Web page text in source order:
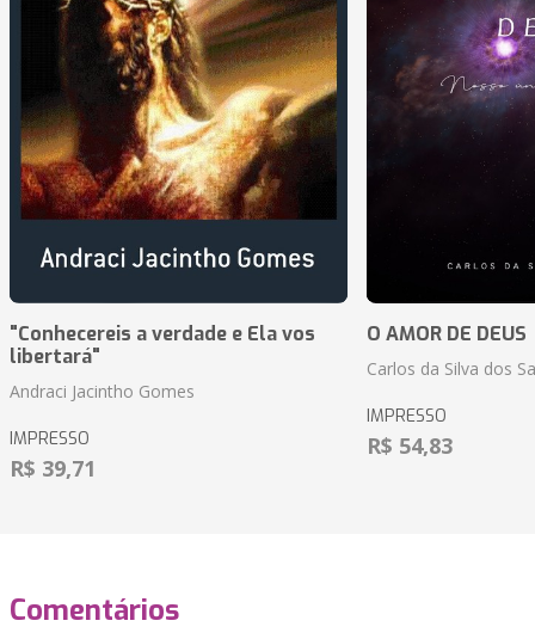
"Conhecereis a verdade e Ela vos
libertará"
Andraci Jacintho Gomes
IMPRESSO
R$ 39,71
O AMOR DE DEUS
Carlos da Silva dos
IMPRESSO
R$ 54,83
Comentários